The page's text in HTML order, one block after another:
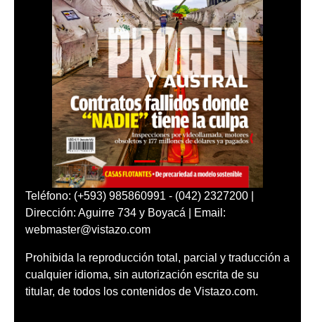
Teléfono: (+593) 985860991 - (042) 2327200 |
Dirección: Aguirre 734 y Boyacá | Email:
webmaster@vistazo.com
Prohibida la reproducción total, parcial y traducción a
cualquier idioma, sin autorización escrita de su
titular, de todos los contenidos de Vistazo.com.